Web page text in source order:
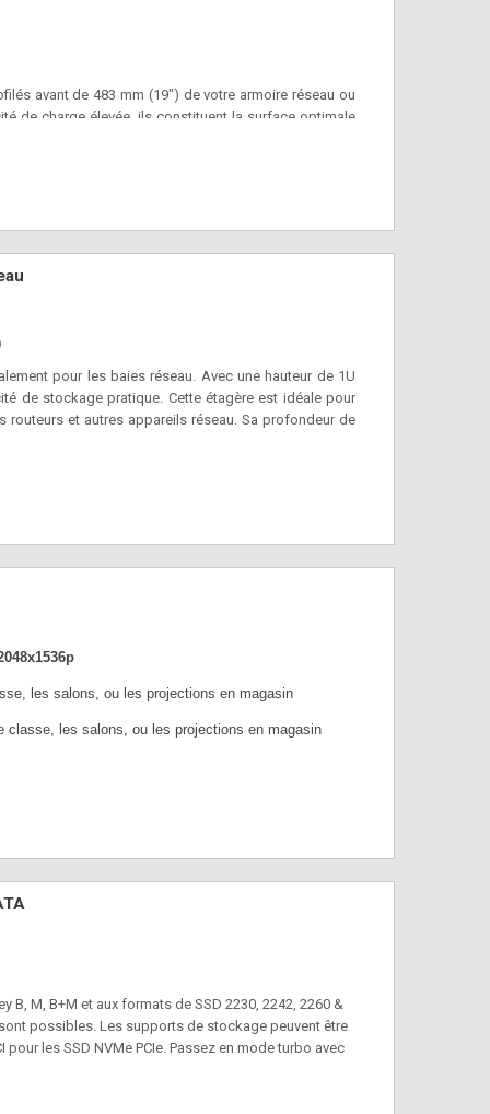
avant de 483 mm (19") de votre armoire réseau ou
de charge élevée, ils constituent la surface optimale
pour les baies réseau. Avec une hauteur de 1U
de stockage pratique. Cette étagère est idéale pour
et autres appareils réseau. Sa profondeur de
les salons, ou les projections en magasin
classe, les salons, ou les projections en magasin
M, B+M et aux formats de SSD 2230, 2242, 2260 &
possibles. Les supports de stockage peuvent être
les SSD NVMe PCIe. Passez en mode turbo avec